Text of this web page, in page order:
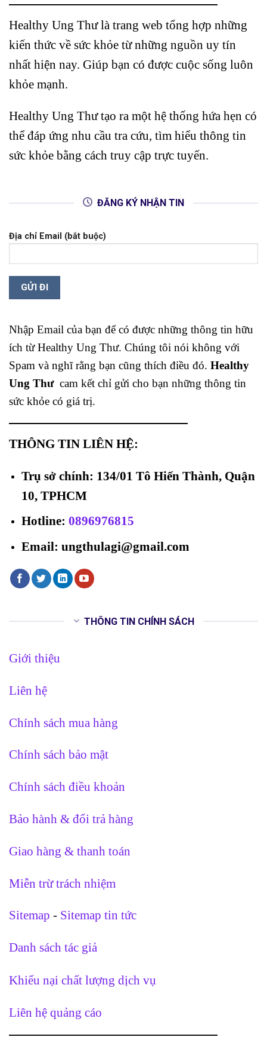
Healthy Ung Thư là trang web tổng hợp những
kiến thức về sức khỏe từ những nguồn uy tín
nhất hiện nay. Giúp bạn có được cuộc sống luôn
khỏe mạnh.
Healthy Ung Thư tạo ra một hệ thống hứa hẹn có
thể đáp ứng nhu cầu tra cứu, tìm hiểu thông tin
sức khỏe bằng cách truy cập trực tuyến.
ĐĂNG KÝ NHẬN TIN
Địa chỉ Email (bắt buộc)
Nhập Email của bạn để có được những thông tin hữu
ích từ Healthy Ung Thư. Chúng tôi nói không với
Spam và nghĩ rằng bạn cũng thích điều đó. Healthy
Ung Thư cam kết chỉ gửi cho bạn những thông tin
sức khỏe có giá trị.
THÔNG TIN LIÊN HỆ:
Trụ sở chính: 134/01 Tô Hiến Thành, Quận
10, TPHCM
Hotline: 0896976815
Email: ungthulagi@gmail.com
THÔNG TIN CHÍNH SÁCH
Giới thiệu
Liên hệ
Chính sách mua hàng
Chính sách bảo mật
Chính sách điều khoản
Bảo hành & đổi trả hàng
Giao hàng & thanh toán
Miễn trừ trách nhiệm
Sitemap - Sitemap tin tức
Danh sách tác giả
Khiếu nại chất lượng dịch vụ
Liên hệ quảng cáo